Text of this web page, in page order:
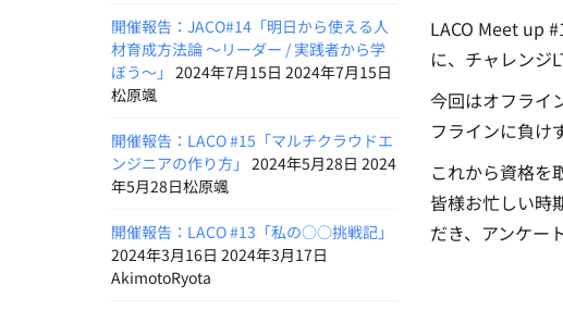
開催報告：JACO#14「明日から使える人
材育成方法論 〜リーダー / 実践者から学
ぼう〜」 2024年7月15日 2024年7月15日
松原颯
開催報告：LACO #15「マルチクラウドエ
ンジニアの作り方」 2024年5月28日 2024
年5月28日松原颯
開催報告：LACO #13「私の○○挑戦記」
2024年3月16日 2024年3月17日
AkimotoRyota
LACO Meet up
に、チャレンジ
今回はオフライ
フラインに負け
これから資格を
皆様お忙しい時
だき、アンケー